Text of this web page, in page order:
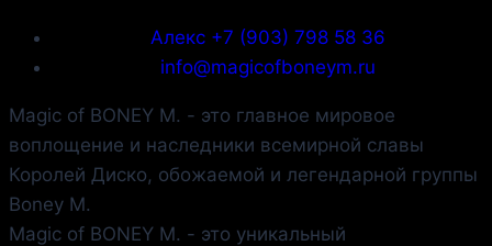
Алекс +7 (903) 798 58 36
info@magicofboneym.ru
Magic of BONEY M. - это главное мировое
воплощение и наследники всемирной славы
Королей Диско, обожаемой и легендарной группы
Boney M.
Magic of BONEY M. - это уникальный